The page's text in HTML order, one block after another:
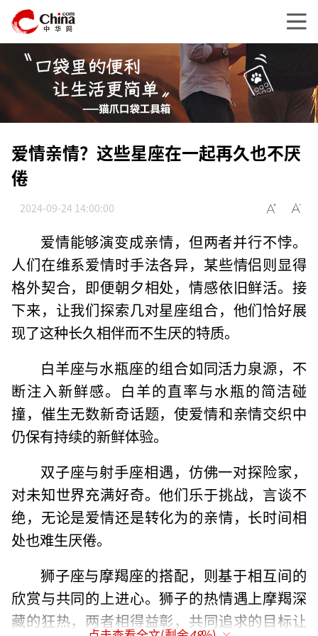
爱情亲情？这些星座在一起再久也不厌
倦
2024-09-24 14:00:00
爱情能够演变成亲情，但两者并行不悖。
人们在维系爱情时手法各异，某些情侣则显得
格外契合，即便朝夕相处，情感依旧鲜活。接
下来，让我们探索几对星座组合，他们恰好展
现了这种长久相伴而不生厌的特质。
白羊座与水瓶座的组合如同活力泉源，不
断注入新鲜感。白羊的直率与水瓶的简洁碰
撞，催生无数新奇话题，使爱情和亲情交织中
仍保有持续的新鲜体验。
双子座与射手座相遇，仿佛一对探险家，
对未知世界充满好奇。他们乐于挑战，言谈不
绝，无论是爱情还是转化为的亲情，长时间相
处也难生厌倦。
狮子座与摩羯座的搭配，则基于相互间的
欣赏与共同的上进心。狮子的热情遇上摩羯深
藏的狂热，两者相得益彰，共同追求的目标让